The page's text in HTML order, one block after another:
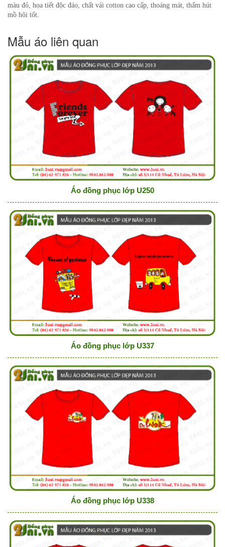
màu đỏ, họa tiết độc đáo, chất vải cotton cao cấp, thoáng mát, thấm hút
mồ hôi tốt.
Mẫu áo liên quan
Áo đồng phục lớp U250
Áo đồng phục lớp U337
Áo đồng phục lớp U338